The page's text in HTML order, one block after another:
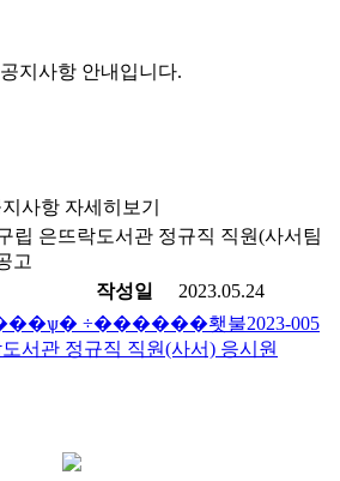
지사항 안내입니다.
사항 자세히보기
립 은뜨락도서관 정규직 직원(사서팀
고
작성일 2023.05.24
횃불2023-005
서관 정규직 직원(사서) 응시원